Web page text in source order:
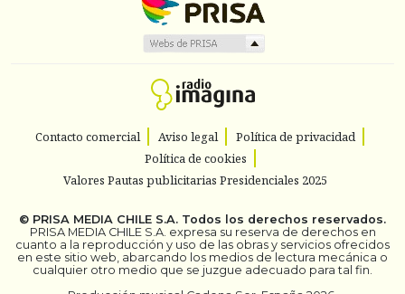
Contacto comercial Aviso legal
Política de privacidad
Política de cookies
Valores Pautas publicitarias Presidenciales 2025
© PRISA MEDIA CHILE S.A. Todos los derechos reservados.
PRISA MEDIA CHILE S.A. expresa su reserva de derechos en
cuanto a la reproducción y uso de las obras y servicios ofrecidos
en este sitio web, abarcando los medios de lectura mecánica o
cualquier otro medio que se juzgue adecuado para tal fin.